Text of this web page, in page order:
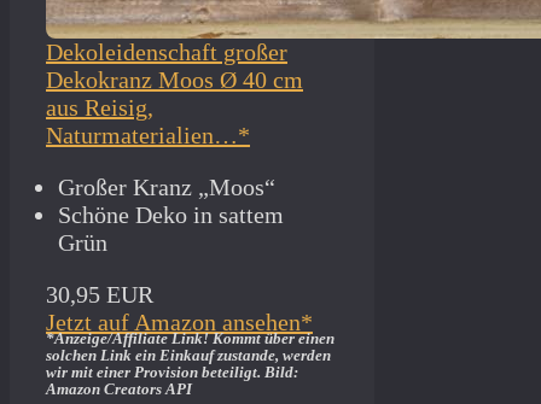
Dekoleidenschaft großer
Dekokranz Moos Ø 40 cm
aus Reisig,
Naturmaterialien…*
Großer Kranz „Moos“
Schöne Deko in sattem
Grün
30,95 EUR
Jetzt auf Amazon ansehen*
*Anzeige/Affiliate Link! Kommt über einen
solchen Link ein Einkauf zustande, werden
wir mit­ einer Provision beteiligt. Bild:
Amazon Creators API